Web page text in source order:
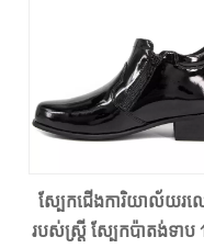
ស្បែកជើងការិយាល័យរ
របស់ស្ត្រី ស្បែកប៉ាតង់ទាប